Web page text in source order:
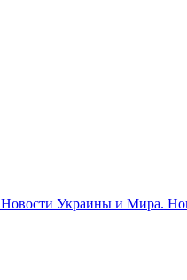
Новости Украины и Мира.